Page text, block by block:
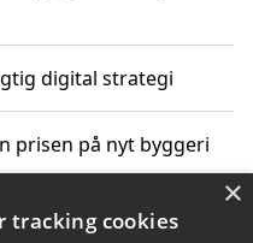
digital strategi
prisen på nyt byggeri
uden binding ×
tracking cookies